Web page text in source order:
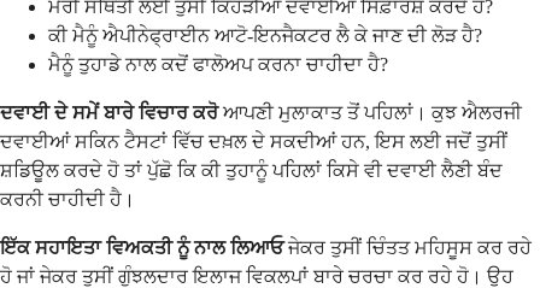
ਮੇਰੀ ਸਥਿਤੀ ਲਈ ਤੁਸੀਂ ਕਿਹੜੀਆਂ ਦਵਾਈਆਂ ਸਿਫ਼ਾਰਸ਼ ਕਰਦੇ ਹੋ?
ਕੀ ਮੈਨੂੰ ਐਪੀਨੇਫ੍ਰਾਈਨ ਆਟੋ-ਇਨਜੈਕਟਰ ਲੈ ਕੇ ਜਾਣ ਦੀ ਲੋੜ ਹੈ?
ਮੈਨੂੰ ਤੁਹਾਡੇ ਨਾਲ ਕਦੋਂ ਫਾਲੋਅਪ ਕਰਨਾ ਚਾਹੀਦਾ ਹੈ?
ਦਵਾਈ ਦੇ ਸਮੇਂ ਬਾਰੇ ਵਿਚਾਰ ਕਰੋਆਪਣੀ ਮੁਲਾਕਾਤ ਤੋਂ ਪਹਿਲਾਂ। ਕੁਝ ਐਲਰਜੀ
ਦਵਾਈਆਂ ਸਕਿਨ ਟੈਸਟਾਂ ਵਿੱਚ ਦਖ਼ਲ ਦੇ ਸਕਦੀਆਂ ਹਨ, ਇਸ ਲਈ ਜਦੋਂ ਤੁਸੀਂ
ਸ਼ਡਿਊਲ ਕਰਦੇ ਹੋ ਤਾਂ ਪੁੱਛੋ ਕਿ ਕੀ ਤੁਹਾਨੂੰ ਪਹਿਲਾਂ ਕਿਸੇ ਵੀ ਦਵਾਈ ਲੈਣੀ ਬੰਦ
ਕਰਨੀ ਚਾਹੀਦੀ ਹੈ।
ਇੱਕ ਸਹਾਇਤਾ ਵਿਅਕਤੀ ਨੂੰ ਨਾਲ ਲਿਆਓਜੇਕਰ ਤੁਸੀਂ ਚਿੰਤਤ ਮਹਿਸੂਸ ਕਰ ਰਹੇ
ਹੋ ਜਾਂ ਜੇਕਰ ਤੁਸੀਂ ਗੁੰਝਲਦਾਰ ਇਲਾਜ ਵਿਕਲਪਾਂ ਬਾਰੇ ਚਰਚਾ ਕਰ ਰਹੇ ਹੋ। ਉਹ